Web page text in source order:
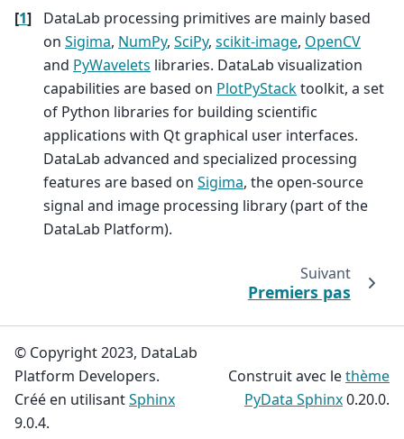
[1]
DataLab processing primitives are mainly based
on Sigima, NumPy, SciPy, scikit-image, OpenCV
and PyWavelets libraries. DataLab visualization
capabilities are based on PlotPyStacktoolkit, a set
of Python libraries for building scientific
applications with Qt graphical user interfaces.
DataLab advanced and specialized processing
features are based on Sigima, the open-source
signal and image processing library (part of the
DataLab Platform).
Suivant
Premiers pas
© Copyright 2023, DataLab
Platform Developers.
Créé en utilisantSphinx
9.0.4.
Construit avec lethème
PyData Sphinx0.20.0.